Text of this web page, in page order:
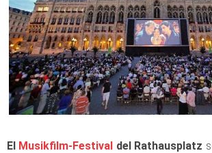
El Musikfilm-Festival del Rathausplatz